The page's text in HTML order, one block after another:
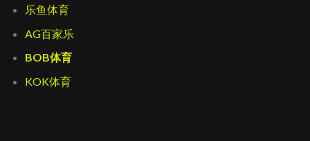
乐鱼体育
AG百家乐
BOB体育
KOK体育